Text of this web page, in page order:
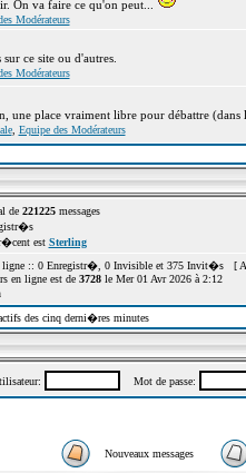
On va faire ce qu'on peut...
Modérateurs
ce site ou d'autres.
Modérateurs
une place vraiment libre pour débattre (dans
ale, Equipe des Modérateurs
de 221225messages
est Sterling
ligne :: 0 Enregistr�, 0 Invisible et 375 Invit�s [
en ligne est de 3728le Mer 01 Avr 2026 à 2:12
des cinq derni�res minutes
Mot de passe:
Nouveaux messages